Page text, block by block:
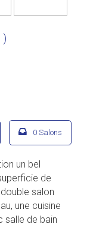
)
0 Salons
un bel
de
salon
une cuisine
salle de bain